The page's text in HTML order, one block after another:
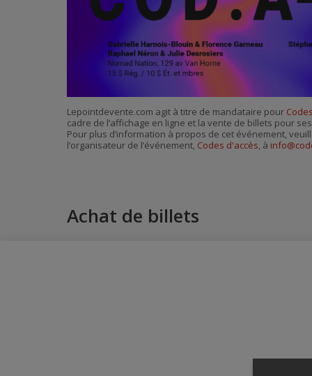
Lepointdevente.com agit à titre de mandataire pour
cadre de l’affichage en ligne et la vente de billets pour
Pour plus d’information à propos de cet événement,
l’organisateur de l’événement, Codes d'accès, à
Achat de billets